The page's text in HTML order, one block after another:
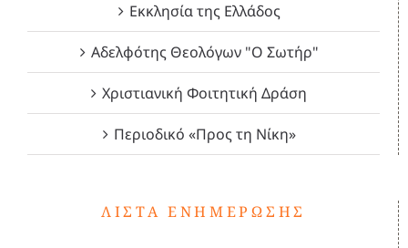
Εκκλησία της Ελλάδος
Αδελφότης Θεολόγων "Ο Σωτήρ"
Χριστιανική Φοιτητική Δράση
Περιοδικό «Προς τη Νίκη»
ΛΊΣΤΑ ΕΝΗΜΈΡΩΣΗΣ